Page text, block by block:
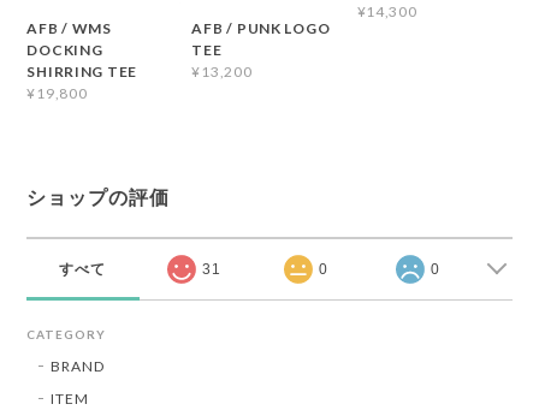
AFB / WMS
DOCKING
SHIRRING TEE
¥19,800
AFB / PUNK LOGO
TEE
¥13,200
¥14,300
ショップの評価
すべて 31 0 0
CATEGORY
BRAND
ITEM